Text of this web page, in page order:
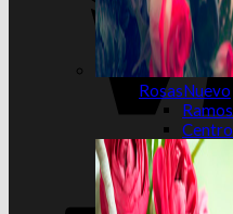
Rosas